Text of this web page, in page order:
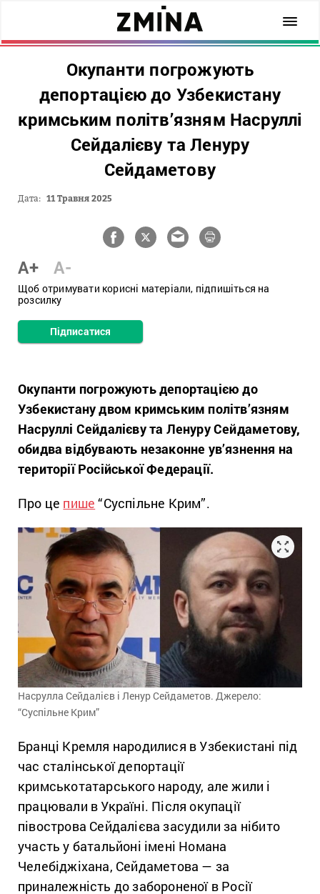
Окупанти погрожують
депортацією до Узбекистану
кримським політв’язням Насруллі
Сейдалієву та Ленуру
Сейдаметову
Дата: 11 Травня 2025
A+ A-
Щоб отримувати корисні матеріали, підпишіться на
розсилку
Підписатися
Окупанти погрожують депортацією до
Узбекистану двом кримським політв’язням
Насруллі Сейдалієву та Ленуру Сейдаметову,
обидва відбувають незаконне ув’язнення на
території Російської Федерації.
Про це пише “Суспільне Крим”.
Насрулла Сейдалієв і Ленур Сейдаметов. Джерело:
“Суспільне Крим”
Бранці Кремля народилися в Узбекистані під
час сталінської депортації
кримськотатарського народу, але жили і
працювали в Україні. Після окупації
півострова Сейдалієва засудили за нібито
участь у батальйоні імені Номана
Челебіджіхана, Сейдаметова — за
приналежність до забороненої в Росії